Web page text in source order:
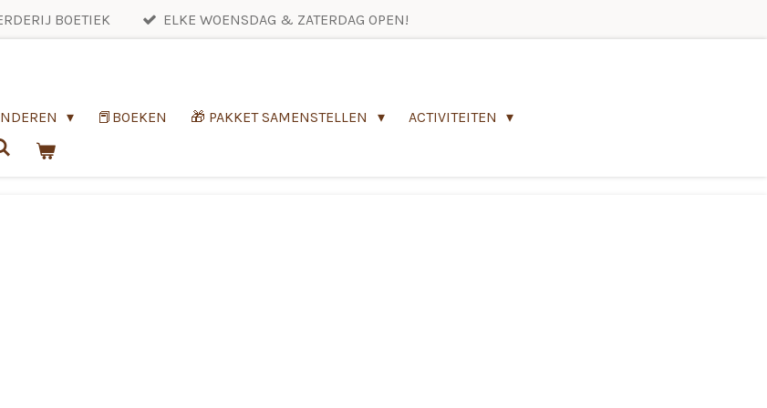
BOETIEK ELKE WOENSDAG & ZATERDAG OPEN!
📕BOEKEN 🎁 PAKKET SAMENSTELLEN
ACTIVITEITEN